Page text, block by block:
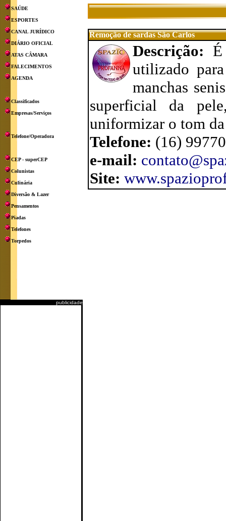
SAÚDE
ESPORTES
CANAL JURÍDICO
DIÁRIO OFICIAL
ATAS CÂMARA
FALECIMENTOS
AGENDA
Classificados
Empresas/Serviços
Telefone/Operadora
CEP - superCEP
Colunistas
Culinária
Diversão & Lazer
Pensamentos
Piadas
Telefones
Torpedos
publicidade
Remoção de sardas São Carlos
Descrição:
utilizado
manchas
superficial da
uniformizar o tom
Telefone: (16)
e-mail:
Site: